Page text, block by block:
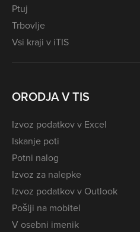
Ptuj
Trbovlje
Vsi kraji v iTIS
ORODJA V TIS
Izvoz podatkov v Excel
Iskanje poti
Potni nalog
Izvoz za nalepke
Izvoz podatkov v Outlook
Pošlji na mobitel
V osebni imenik